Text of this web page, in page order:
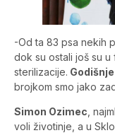
-Od ta 83 psa nekih
dok su ostali još su
sterilizacije.
brojkom smo jako
Simon Ozimec ,
voli životinje, a u